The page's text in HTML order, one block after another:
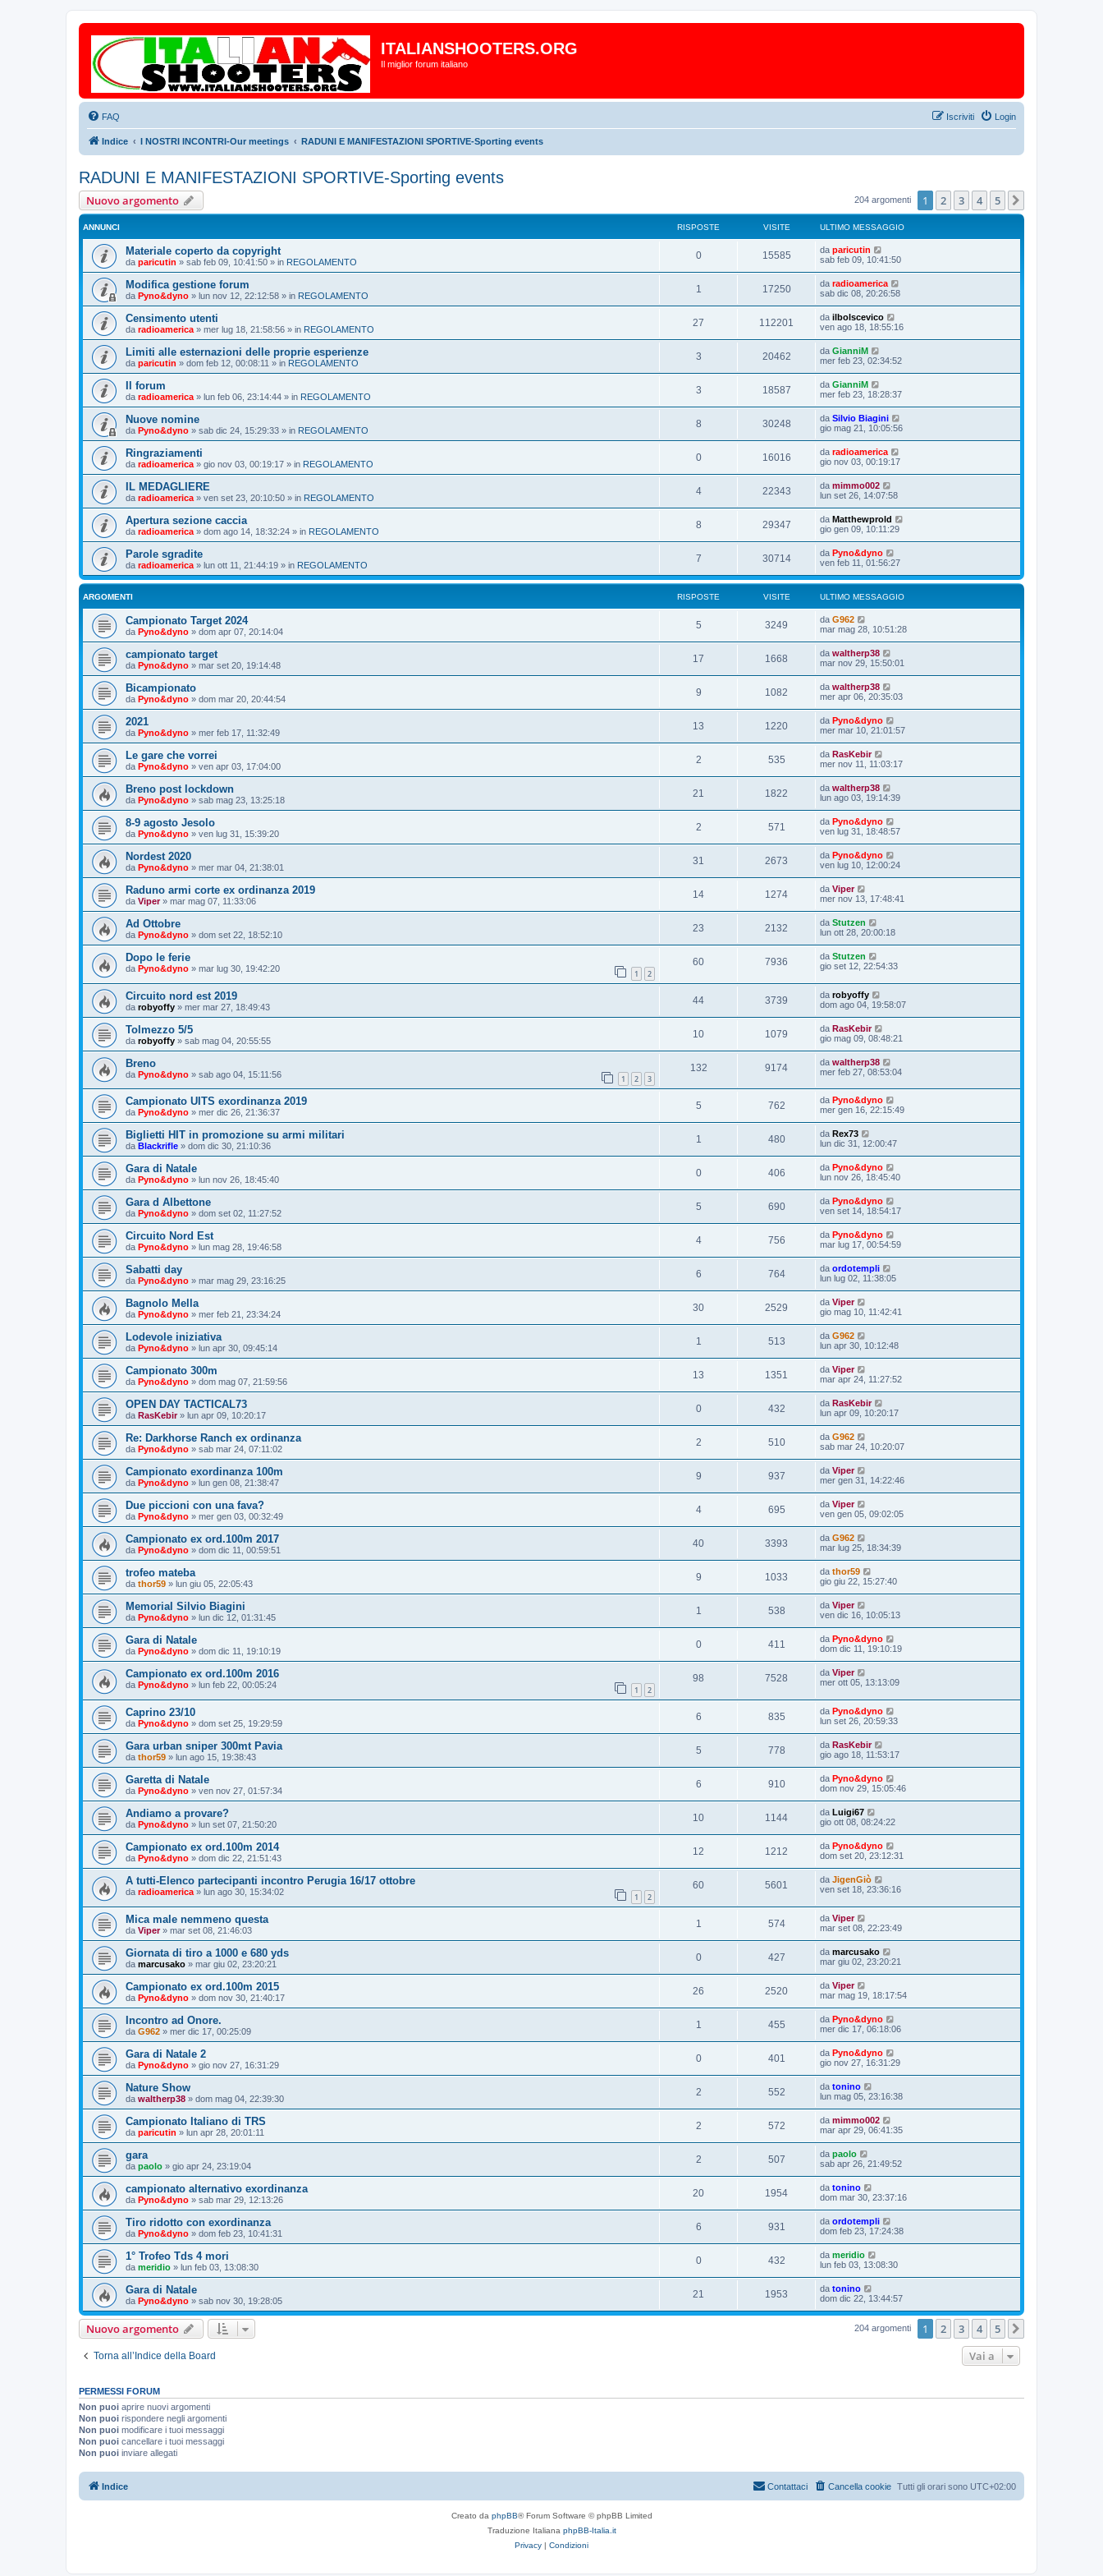
ITALIANSHOOTERS.ORG
Il miglior forum italiano
FAQ Login
Iscriviti
Indice I NOSTRI INCONTRI-Our meetings RADUNI E MANIFESTAZIONI SPORTIVE-Sporting events
RADUNI E MANIFESTAZIONI SPORTIVE-Sporting events
Nuovo argomento 204 argomenti 1 2 3 4 5
ANNUNCI RISPOSTE VISITE ULTIMO MESSAGGIO
Materiale coperto da copyright
da paricutin » sab feb 09, 10:41:50 » in REGOLAMENTO
0 15585 da paricutin
sab feb 09, 10:41:50
Modifica gestione forum
da Pyno&dyno » lun nov 12, 22:12:58 » in REGOLAMENTO
1 17250 da radioamerica
sab dic 08, 20:26:58
Censimento utenti
da radioamerica » mer lug 18, 21:58:56 » in REGOLAMENTO
27 112201 da ilbolscevico
ven ago 18, 18:55:16
Limiti alle esternazioni delle proprie esperienze
da paricutin » dom feb 12, 00:08:11 » in REGOLAMENTO
3 20462 da GianniM
mer feb 23, 02:34:52
Il forum
da radioamerica » lun feb 06, 23:14:44 » in REGOLAMENTO
3 18587 da GianniM
mer feb 23, 18:28:37
Nuove nomine
da Pyno&dyno » sab dic 24, 15:29:33 » in REGOLAMENTO
8 30248 da Silvio Biagini
gio mag 21, 10:05:56
Ringraziamenti
da radioamerica » gio nov 03, 00:19:17 » in REGOLAMENTO
0 16016 da radioamerica
gio nov 03, 00:19:17
IL MEDAGLIERE
da radioamerica » ven set 23, 20:10:50 » in REGOLAMENTO
4 22343 da mimmo002
lun set 26, 14:07:58
Apertura sezione caccia
da radioamerica » dom ago 14, 18:32:24 » in REGOLAMENTO
8 29347 da Matthewprold
gio gen 09, 10:11:29
Parole sgradite
da radioamerica » lun ott 11, 21:44:19 » in REGOLAMENTO
7 30714 da Pyno&dyno
ven feb 11, 01:56:27
ARGOMENTI RISPOSTE VISITE ULTIMO MESSAGGIO
Campionato Target 2024
da Pyno&dyno » dom apr 07, 20:14:04
5 3249 da G962
mar mag 28, 10:51:28
campionato target
da Pyno&dyno » mar set 20, 19:14:48
17 1668 da waltherp38
mar nov 29, 15:50:01
Bicampionato
da Pyno&dyno » dom mar 20, 20:44:54
9 1082 da waltherp38
mer apr 06, 20:35:03
2021
da Pyno&dyno » mer feb 17, 11:32:49
13 1220 da Pyno&dyno
mer mar 10, 21:01:57
Le gare che vorrei
da Pyno&dyno » ven apr 03, 17:04:00
2 535 da RasKebir
mer nov 11, 11:03:17
Breno post lockdown
da Pyno&dyno » sab mag 23, 13:25:18
21 1822 da waltherp38
lun ago 03, 19:14:39
8-9 agosto Jesolo
da Pyno&dyno » ven lug 31, 15:39:20
2 571 da Pyno&dyno
ven lug 31, 18:48:57
Nordest 2020
da Pyno&dyno » mer mar 04, 21:38:01
31 2673 da Pyno&dyno
ven lug 10, 12:00:24
Raduno armi corte ex ordinanza 2019
da Viper» mar mag 07, 11:33:06
14 1274 da Viper
mer nov 13, 17:48:41
Ad Ottobre
da Pyno&dyno » dom set 22, 18:52:10
23 2132 da Stutzen
lun ott 28, 20:00:18
Dopo le ferie
da Pyno&dyno » mar lug 30, 19:42:20 1 2
60 7936 da Stutzen
gio set 12, 22:54:33
Circuito nord est 2019
da robyoffy » mer mar 27, 18:49:43
44 3739 da robyoffy
dom ago 04, 19:58:07
Tolmezzo 5/5
da robyoffy » sab mag 04, 20:55:55
10 1079 da RasKebir
gio mag 09, 08:48:21
Breno
da Pyno&dyno » sab ago 04, 15:11:56 1 2 3
132 9174 da waltherp38
mer feb 27, 08:53:04
Campionato UITS exordinanza 2019
da Pyno&dyno » mer dic 26, 21:36:37
5 762 da Pyno&dyno
mer gen 16, 22:15:49
Biglietti HIT in promozione su armi militari
da Blackrifle » dom dic 30, 21:10:36
1 480 da Rex73
lun dic 31, 12:00:47
Gara di Natale
da Pyno&dyno » lun nov 26, 18:45:40
0 406 da Pyno&dyno
lun nov 26, 18:45:40
Gara d Albettone
da Pyno&dyno » dom set 02, 11:27:52
5 690 da Pyno&dyno
ven set 14, 18:54:17
Circuito Nord Est
da Pyno&dyno » lun mag 28, 19:46:58
4 756 da Pyno&dyno
mar lug 17, 00:54:59
Sabatti day
da Pyno&dyno » mar mag 29, 23:16:25
6 764 da ordotempli
lun lug 02, 11:38:05
Bagnolo Mella
da Pyno&dyno » mer feb 21, 23:34:24
30 2529 da Viper
gio mag 10, 11:42:41
Lodevole iniziativa
da Pyno&dyno » lun apr 30, 09:45:14
1 513 da G962
lun apr 30, 10:12:48
Campionato 300m
da Pyno&dyno » dom mag 07, 21:59:56
13 1351 da Viper
mar apr 24, 11:27:52
OPEN DAY TACTICAL73
da RasKebir» lun apr 09, 10:20:17
0 432 da RasKebir
lun apr 09, 10:20:17
Re: Darkhorse Ranch ex ordinanza
da Pyno&dyno » sab mar 24, 07:11:02
2 510 da G962
sab mar 24, 10:20:07
Campionato exordinanza 100m
da Pyno&dyno » lun gen 08, 21:38:47
9 937 da Viper
mer gen 31, 14:22:46
Due piccioni con una fava?
da Pyno&dyno » mer gen 03, 00:32:49
4 695 da Viper
ven gen 05, 09:02:05
Campionato ex ord.100m 2017
da Pyno&dyno » dom dic 11, 00:59:51
40 3393 da G962
mar lug 25, 18:34:39
trofeo mateba
da thor59 » lun giu 05, 22:05:43
9 1033 da thor59
gio giu 22, 15:27:40
Memorial Silvio Biagini
da Pyno&dyno » lun dic 12, 01:31:45
1 538 da Viper
ven dic 16, 10:05:13
Gara di Natale
da Pyno&dyno » dom dic 11, 19:10:19
0 411 da Pyno&dyno
dom dic 11, 19:10:19
Campionato ex ord.100m 2016
da Pyno&dyno » lun feb 22, 00:05:24 1 2
98 7528 da Viper
mer ott 05, 13:13:09
Caprino 23/10
da Pyno&dyno » dom set 25, 19:29:59
6 835 da Pyno&dyno
lun set 26, 20:59:33
Gara urban sniper 300mt Pavia
da thor59 » lun ago 15, 19:38:43
5 778 da RasKebir
gio ago 18, 11:53:17
Garetta di Natale
da Pyno&dyno » ven nov 27, 01:57:34
6 910 da Pyno&dyno
dom nov 29, 15:05:46
Andiamo a provare?
da Pyno&dyno » lun set 07, 21:50:20
10 1144 da Luigi67
gio ott 08, 08:24:22
Campionato ex ord.100m 2014
da Pyno&dyno » dom dic 22, 21:51:43
12 1212 da Pyno&dyno
dom set 20, 23:12:31
A tutti-Elenco partecipanti incontro Perugia 16/17 ottobre
da radioamerica » lun ago 30, 15:34:02 1 2
60 5601 da JigenGiò
ven set 18, 23:36:16
Mica male nemmeno questa
da Viper» mar set 08, 21:46:03
1 574 da Viper
mar set 08, 22:23:49
Giornata di tiro a 1000 e 680 yds
da marcusako » mar giu 02, 23:20:21
0 427 da marcusako
mar giu 02, 23:20:21
Campionato ex ord.100m 2015
da Pyno&dyno » dom nov 30, 21:40:17
26 2520 da Viper
mar mag 19, 18:17:54
Incontro ad Onore.
da G962 » mer dic 17, 00:25:09
1 455 da Pyno&dyno
mer dic 17, 06:18:06
Gara di Natale 2
da Pyno&dyno » gio nov 27, 16:31:29
0 401 da Pyno&dyno
gio nov 27, 16:31:29
Nature Show
da waltherp38 » dom mag 04, 22:39:30
2 552 da tonino
lun mag 05, 23:16:38
Campionato Italiano di TRS
da paricutin » lun apr 28, 20:01:11
2 572 da mimmo002
mar apr 29, 06:41:35
gara
da paolo » gio apr 24, 23:19:04
2 507 da paolo
sab apr 26, 21:49:52
campionato alternativo exordinanza
da Pyno&dyno » sab mar 29, 12:13:26
20 1954 da tonino
dom mar 30, 23:37:16
Tiro ridotto con exordinanza
da Pyno&dyno » dom feb 23, 10:41:31
6 931 da ordotempli
dom feb 23, 17:24:38
1° Trofeo Tds 4 mori
da meridio » lun feb 03, 13:08:30
0 432 da meridio
lun feb 03, 13:08:30
Gara di Natale
da Pyno&dyno » sab nov 30, 19:28:05
21 1953 da tonino
dom dic 22, 13:44:57
Nuovo argomento 204 argomenti 1 2 3 4 5
Torna all’Indice della Board Vai a
PERMESSI FORUM
Non puoi aprire nuovi argomenti
Non puoi rispondere negli argomenti
Non puoi modificare i tuoi messaggi
Non puoi cancellare i tuoi messaggi
Non puoi inviare allegati
Indice Tutti gli orari sono UTC+02:00
Cancella cookie
Contattaci
Creato da phpBB® Forum Software © phpBB Limited
Traduzione Italiana phpBB-Italia.it
Privacy | Condizioni